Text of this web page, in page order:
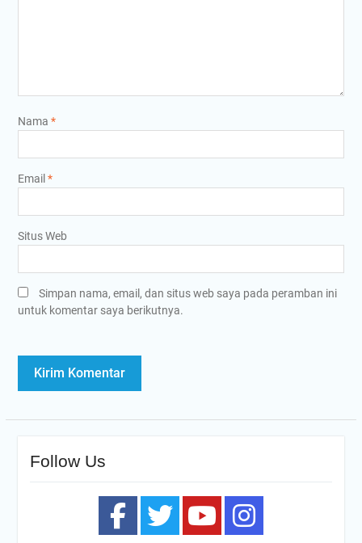
Nama *
Email *
Situs Web
Simpan nama, email, dan situs web saya pada peramban ini
untuk komentar saya berikutnya.
Follow Us